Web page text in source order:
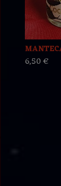
6,50 €